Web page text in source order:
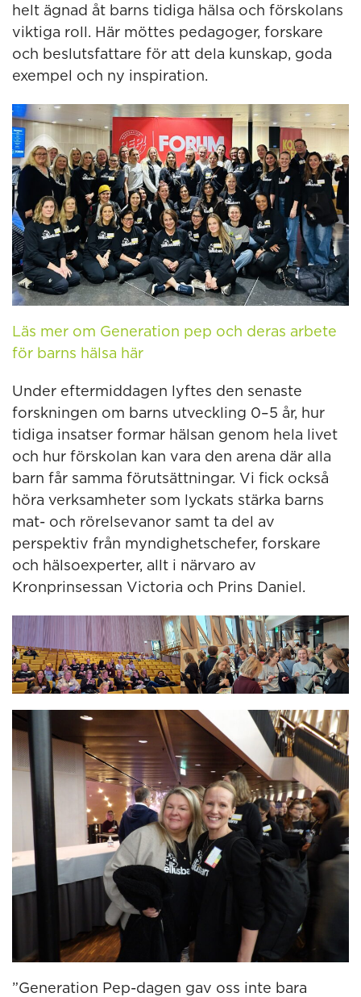
helt ägnad åt barns tidiga hälsa och förskolans
viktiga roll. Här möttes pedagoger, forskare
och beslutsfattare för att dela kunskap, goda
exempel och ny inspiration.
Läs mer om Generation pep och deras arbete
för barns hälsa här
Under eftermiddagen lyftes den senaste
forskningen om barns utveckling 0–5 år, hur
tidiga insatser formar hälsan genom hela livet
och hur förskolan kan vara den arena där alla
barn får samma förutsättningar. Vi fick också
höra verksamheter som lyckats stärka barns
mat- och rörelsevanor samt ta del av
perspektiv från myndighetschefer, forskare
och hälsoexperter, allt i närvaro av
Kronprinsessan Victoria och Prins Daniel.
”Generation Pep-dagen gav oss inte bara